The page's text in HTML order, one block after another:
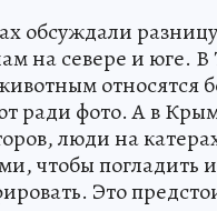
обсуждали
на севере и юге. В
относятся
ради фото. А в
люди на
чтобы погладить и
Это